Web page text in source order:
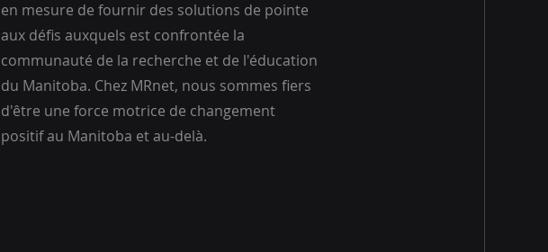
en mesure de fournir des solutions de pointe
aux défis auxquels est confrontée la
communauté de la recherche et de l'éducation
du Manitoba. Chez MRnet, nous sommes fiers
d'être une force motrice de changement
positif au Manitoba et au-delà.